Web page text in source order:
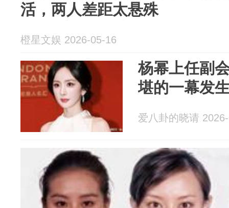
活，两人差距太悬殊
橙星文娱 2026-05-16
杨幂上任副
堪的一幕发
爱八卦的晓请